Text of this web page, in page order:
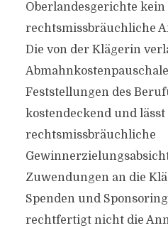
Oberlandesgerichte
rechtsmissbräuchliche
Die von der Klägerin
Feststellungen des
kostendeckend und lässt
rechtsmissbräuchliche
Zuwendungen an die
Spenden und
rechtfertigt nicht die